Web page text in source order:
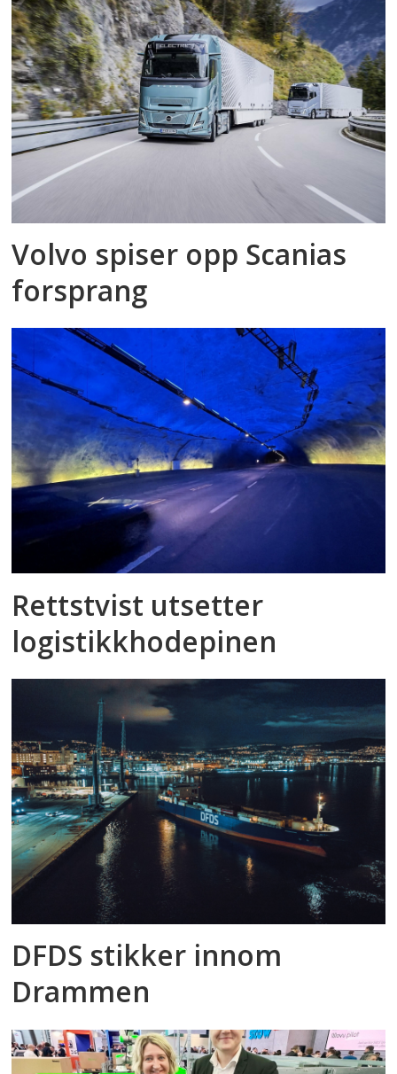
Volvo spiser opp Scanias
forsprang
Rettstvist utsetter
logistikkhodepinen
DFDS stikker innom
Drammen